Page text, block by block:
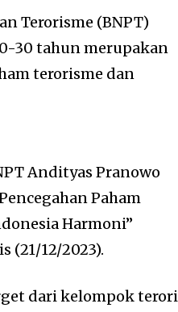
Terorisme (BNPT)
30 tahun merupakan
terorisme dan
Andityas Pranowo
Paham
Harmoni”
(21/12/2023).
dari kelompok